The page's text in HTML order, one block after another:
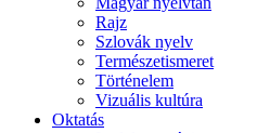
Rajz
Szlovák nyelv
Természetismeret
Történelem
Vizuális kultúra
Oktatás